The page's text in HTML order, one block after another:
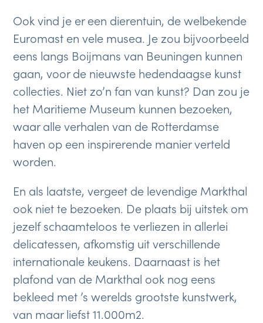
Ook vind je er een dierentuin, de welbekende
Euromast en vele musea. Je zou bijvoorbeeld
eens langs Boijmans van Beuningen kunnen
gaan, voor de nieuwste hedendaagse kunst
collecties. Niet zo’n fan van kunst? Dan zou je
het Maritieme Museum kunnen bezoeken,
waar alle verhalen van de Rotterdamse
haven op een inspirerende manier verteld
worden.
En als laatste, vergeet de levendige Markthal
ook niet te bezoeken. De plaats bij uitstek om
jezelf schaamteloos te verliezen in allerlei
delicatessen, afkomstig uit verschillende
internationale keukens. Daarnaast is het
plafond van de Markthal ook nog eens
bekleed met ’s werelds grootste kunstwerk,
van maar liefst 11.000m2.